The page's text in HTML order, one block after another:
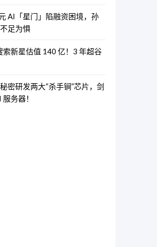
AI「星门」陷融资困境，孙
足为惧
索新星估值 140 亿！3 年超谷
密研发两大“杀手锏”芯片，剑
务器！